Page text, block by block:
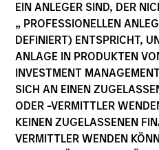
EIN ANLEGER SIND, DER
„ PROFESSIONELLEN
DEFINIERT) ENTSPRICHT,
ANLAGE IN PRODUKTEN
INVESTMENT
SICH AN EINEN
ODER -VERMITTLER
KEINEN ZUGELASSENEN
VERMITTLER WENDEN
Dieses Dokument ist ein
Die Wertentwicklung in der
verlässlicher Indikator für